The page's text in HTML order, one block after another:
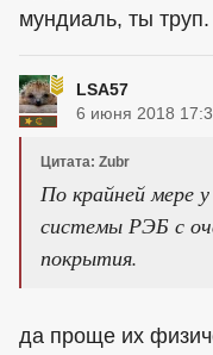
мундиаль, ты
LSA57
6 июня 2018
Цитата: Zubr
По крайней мере
системы РЭБ с
покрытия.
да проще их